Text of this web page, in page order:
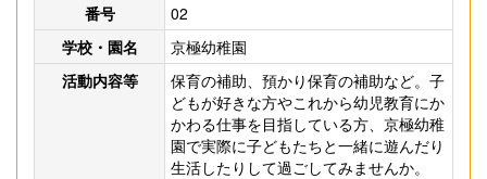
番号
02
学校・園名
京極幼稚園
活動内容等
保育の補助、預かり保育の補助など。子
どもが好きな方やこれから幼児教育にか
かわる仕事を目指している方、京極幼稚
園で実際に子どもたちと一緒に遊んだり
生活したりして過ごしてみませんか。